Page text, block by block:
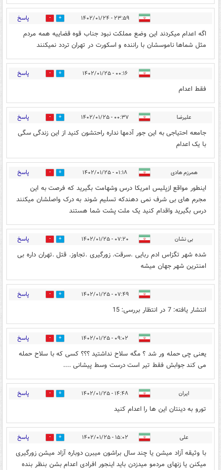
۲۳:۵۹ - ۱۴۰۲/۰۱/۲۴ 1 پاسخ
اگه اعدام میکردند این وضع مملکت نبود جناب قوه قضاییه همه مردم
مثل شماها ناموسشان با راننده و اسکورت در تهران تردد نمیکنند
۰۰:۱۶ - ۱۴۰۲/۰۱/۲۵ 2 پاسخ
فقط اعدام
علیرضا ۰۰:۳۷ - ۱۴۰۲/۰۱/۲۵ 2 پاسخ
جامعه احتیاجی به این جور آدمها نداره راحتشون کنید از این زندگی سگی
با یک اعدام
همرزم هادی ۰۱:۱۸ - ۱۴۰۲/۰۱/۲۵ 2 پاسخ
اینطور مواقع ازپلیس امریکا درس وشهامت بگیرید که فرصت به این
مجرم های بی شرف نمی دهندکه تسلیم شوند به درک واصلشان میکنند
درس بگیرید واقدام کنید یک ملت پشت شما هستند
بی نشان ۰۷:۲۰ - ۱۴۰۲/۰۱/۲۵ 0 پاسخ
شده شهر تگزاس ادم ربایی .سرقت. زورگیری .تجاوز. قتل .تهران داره بی
امنترین شهر جهان میشه
۰۷:۴۹ - ۱۴۰۲/۰۱/۲۵ 0 پاسخ
انتشار یافته: 7 در انتظار بررسی: 15
۰۹:۰۲ - ۱۴۰۲/۰۱/۲۵ 1 پاسخ
یعنی چی حمله ور شد ؟ مگه سلاح نداشتید ؟؟؟ کسی که با سلاح حمله
می کند جوابش فقط تیر است درست وسط پیشانی ....
ایران ۱۴:۴۸ - ۱۴۰۲/۰۱/۲۵ 1 پاسخ
تورو به دینتان این ها را اعدام کنید
علی ۱۵:۰۲ - ۱۴۰۲/۰۱/۲۵ 1 پاسخ
با وثیقه آزاد میشن یا چند سال براشون میبرن دوباره آزاد میشن زورگیری
میکنن یا زنهای مردمو میدزدن باید اینجور افرادی اعدام بشن بنظر بنده